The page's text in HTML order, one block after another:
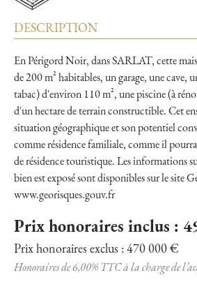
DESCRIPTION
En Périgord Noir, dans SARLAT, cette
de 200 m² habitables, un garage, une cave,
tabac) d'environ 110 m², une piscine (à
d'un hectare de terrain constructible. Cet
situation géographique et son potentiel
comme résidence familiale, comme il
de résidence touristique. Les informations
bien est exposé sont disponibles sur le site
www.georisques.gouv.fr
Prix honoraires inclus :
Prix honoraires exclus : 470 000 €
Honoraires de 6,00% TTC à la charge de